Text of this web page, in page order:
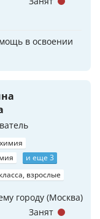
в освоении
и еще 3
взрослые
городу (Москва)
Занят